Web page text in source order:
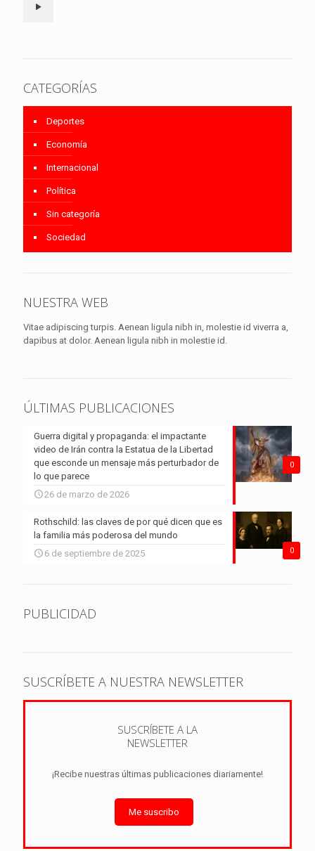
CATEGORÍAS
Deportes
Economía
Internacional
Política
Sin categoría
Sociedad
NUESTRA WEB
Vitae adipiscing turpis. Aenean ligula nibh in, molestie id viverra a,
dapibus at dolor. Aenean ligula nibh in molestie id.
ÚLTIMAS PUBLICACIONES
0
Guerra digital y propaganda: el impactante
video de Irán contra la Estatua de la Libertad
que esconde un mensaje más perturbador de
lo que parece
26 de marzo de 2026
0
Rothschild: las claves de por qué dicen que es
la familia más poderosa del mundo
6 de septiembre de 2025
PUBLICIDAD
SUSCRÍBETE A NUESTRA NEWSLETTER
SUSCRÍBETE A LA
NEWSLETTER
¡Recibe nuestras últimas publicaciones diariamente!
Me suscribo